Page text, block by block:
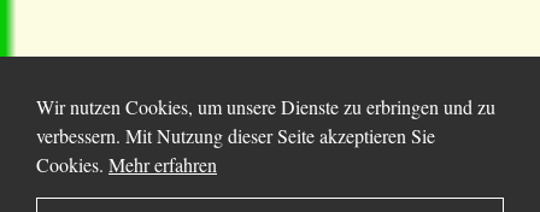
© 2025 Chortitza.org | Supported byD. F. Plett
Wir nutzen Cookies, um unsere Dienste zu erbringen und zu
verbessern. Mit Nutzung dieser Seite akzeptieren Sie
Cookies. Mehr erfahren